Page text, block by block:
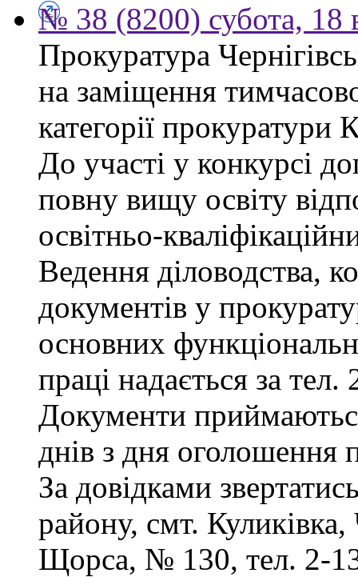
№ 38 (8200) субота, 18
Прокуратура
на заміщення
категорії прокуратури
До участі у конкурсі
повну вищу освіту
освітньо-
Ведення діловодства,
документів у
основних
праці надається за
Документи
днів з дня оголошення
За довідками
району, смт. Куликівка,
Щорса, № 130, тел. 2-